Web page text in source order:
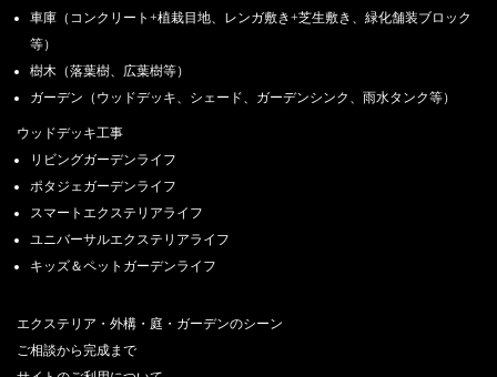
車庫（コンクリート+植栽目地、レンガ敷き+芝生敷き、緑化舗装ブロック
等）
樹木（落葉樹、広葉樹等）
ガーデン（ウッドデッキ、シェード、ガーデンシンク、雨水タンク等）
ウッドデッキ工事
リビングガーデンライフ
ポタジェガーデンライフ
スマートエクステリアライフ
ユニバーサルエクステリアライフ
キッズ＆ペットガーデンライフ
エクステリア・外構・庭・ガーデンのシーン
ご相談から完成まで